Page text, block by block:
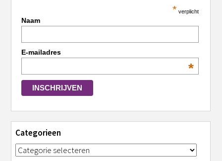
* verplicht
Naam
E-mailadres
*
Categorieen